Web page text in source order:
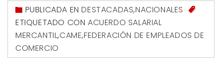
PUBLICADA ENDESTACADAS,NACIONALES
ETIQUETADO CON ACUERDO SALARIAL
MERCANTIL,CAME,FEDERACIÓN DE EMPLEADOS DE
COMERCIO